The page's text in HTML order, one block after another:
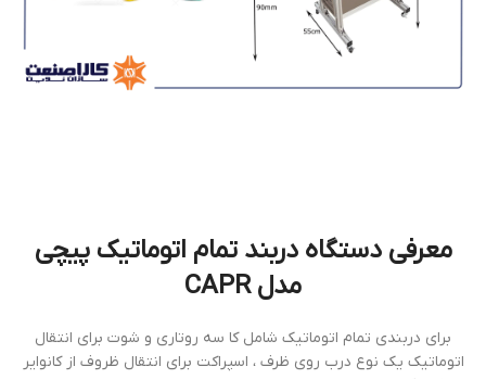
معرفی دستگاه دربند تمام اتوماتيك پيچي
مدل CAPR
براي دربندي تمام اتوماتيك شامل كا سه روتاری و شوت براي انتقال
اتوماتيك يك نوع درب روي ظرف ، اسپراكت براي انتقال ظروف از كانواير